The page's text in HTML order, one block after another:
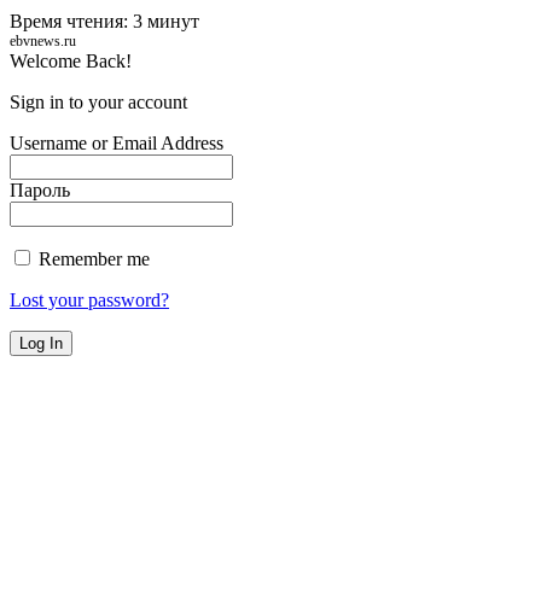
Время чтения: 3 минут
ebvnews.ru
Welcome Back!
Sign in to your account
Username or Email Address
Пароль
Remember me
Lost your password?